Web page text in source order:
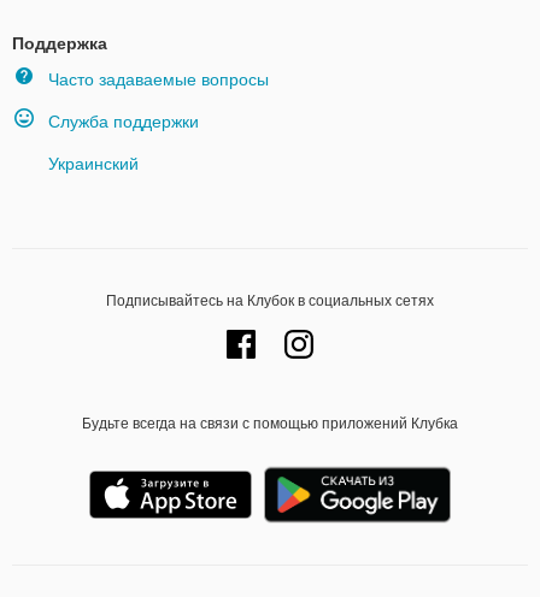
Поддержка
Часто задаваемые вопросы
Служба поддержки
Украинский
Подписывайтесь на Клубок в социальных сетях
Будьте всегда на связи с помощью приложений Клубка